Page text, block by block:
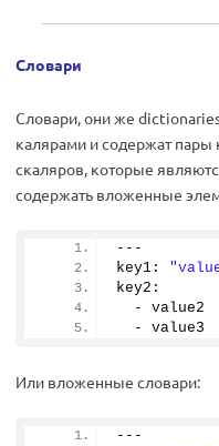
Словари
Словари, они же
калярами и содержат пары
скаляров, которые
содержать вложенные
---
key1:
key2:
  - value2
  - value3
Или вложенные словари:
---